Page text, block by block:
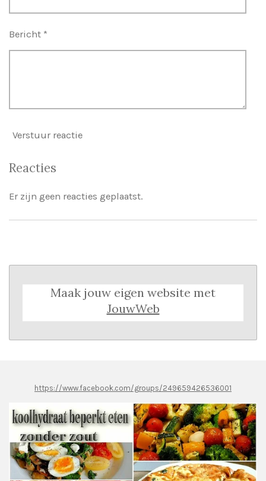
Bericht *
Verstuur reactie
Reacties
Er zijn geen reacties geplaatst.
Maak jouw eigen website met
JouwWeb
https://www.facebook.com/groups/249659426536001